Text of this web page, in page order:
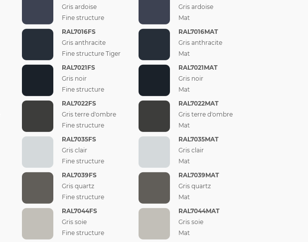
Gris ardoise
Fine structure
Gris ardoise
Mat
RAL7016FS
Gris anthracite
Fine structure Tiger
RAL7016MAT
Gris anthracite
Mat
RAL7021FS
Gris noir
Fine structure
RAL7021MAT
Gris noir
Mat
RAL7022FS
Gris terre d'ombre
Fine structure
RAL7022MAT
Gris terre d'ombre
Mat
RAL7035FS
Gris clair
Fine structure
RAL7035MAT
Gris clair
Mat
RAL7039FS
Gris quartz
Fine structure
RAL7039MAT
Gris quartz
Mat
RAL7044FS
Gris soie
Fine structure
RAL7044MAT
Gris soie
Mat